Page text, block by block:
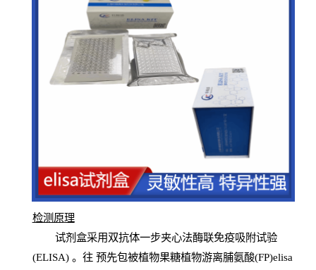
检测原理
试剂盒采用双抗体一步夹心法酶联免疫吸附试验
(ELISA) 。往 预先包被植物果糖植物游离脯氨酸(FP)elisa